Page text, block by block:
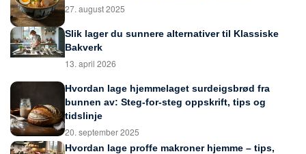
27. august 2025
Slik lager du sunnere alternativer til Klassiske
Bakverk
13. april 2026
Hvordan lage hjemmelaget surdeigsbrød fra
bunnen av: Steg-for-steg oppskrift, tips og
tidslinje
20. september 2025
Hvordan lage proffe makroner hjemme – tips,